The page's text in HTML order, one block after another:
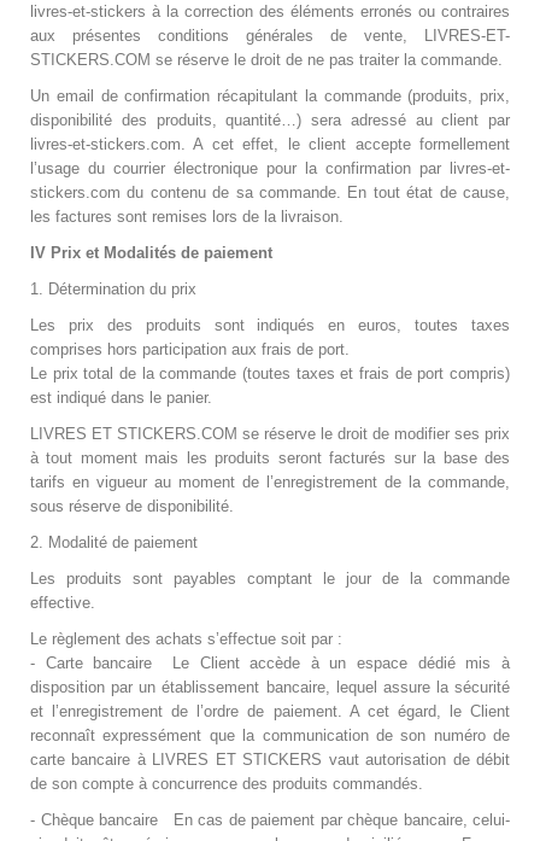
livres-et-stickers à la correction des éléments erronés ou contraires
aux présentes conditions générales de vente,
LIVRES-ET-
STICKERS.COM se réserve le droit de ne pas traiter la commande.
Un email de confirmation récapitulant la commande (produits, prix,
disponibilité des produits, quantité…) sera adressé au client par
livres-et-stickers.com. A cet effet, le client accepte formellement
l’usage du courrier électronique pour la confirmation par livres-et-
stickers.com du contenu de sa commande. En tout état de cause,
les factures sont remises lors de la livraison.
IV Prix et Modalités de paiement
1. Détermination du prix
Les prix des produits sont indiqués en euros, toutes taxes
comprises hors participation aux frais de port.
Le prix total de la commande (toutes taxes et frais de port compris)
est indiqué dans le panier.
LIVRES ET STICKERS.COM se réserve le droit de modifier ses prix
à tout moment mais les produits seront facturés sur la base des
tarifs en vigueur au moment de l’enregistrement de la commande,
sous réserve de disponibilité.
2. Modalité de paiement
Les produits sont payables comptant le jour de la commande
effective.
Le règlement des achats s’effectue soit par :
- Carte bancaire Le Client accède à un espace dédié mis à
disposition par un établissement bancaire, lequel assure la sécurité
et l’enregistrement de l’ordre de paiement. A cet égard, le Client
reconnaît expressément que la communication de son numéro de
carte bancaire à LIVRES ET STICKERS vaut autorisation de débit
de son compte à concurrence des produits commandés.
- Chèque bancaire En cas de paiement par chèque bancaire, celui-